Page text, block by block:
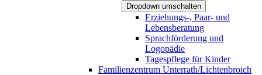
Dropdown umschalten
Erziehungs-, Paar- und
Lebensberatung
Sprachförderung und
Logopädie
Tagespflege für Kinder
Familienzentrum Unterrath/Lichtenbroich